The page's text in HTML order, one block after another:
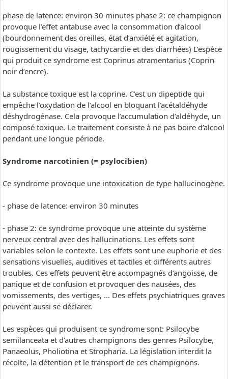
phase de latence: environ 30 minutes phase 2: ce champignon
provoque l’effet antabuse avec la consommation d’alcool
(bourdonnement des oreilles, état d’anxiété et agitation,
rougissement du visage, tachycardie et des diarrhées) L’espèce
qui produit ce syndrome est Coprinus atramentarius (Coprin
noir d’encre).
La substance toxique est la coprine. C’est un dipeptide qui
empêche l’oxydation de l’alcool en bloquant l’acétaldéhyde
déshydrogénase. Cela provoque l’accumulation d’aldéhyde, un
composé toxique. Le traitement consiste à ne pas boire d’alcool
pendant une longue période.
Syndrome narcotinien (= psylocibien)
Ce syndrome provoque une intoxication de type hallucinogène.
- phase de latence: environ 30 minutes
- phase 2: ce syndrome provoque une atteinte du système
nerveux central avec des hallucinations. Les effets sont
variables selon le contexte. Les effets sont une euphorie et des
sensations visuelles, auditives et tactiles et différents autres
troubles. Ces effets peuvent être accompagnés d’angoisse, de
panique et de confusion et provoquer des nausées, des
vomissements, des vertiges, … Des effets psychiatriques graves
peuvent aussi se déclarer.
Les espèces qui produisent ce syndrome sont: Psilocybe
semilanceata et d’autres champignons des genres Psilocybe,
Panaeolus, Pholiotina et Stropharia. La législation interdit la
récolte, la détention et le transport de ces champignons.